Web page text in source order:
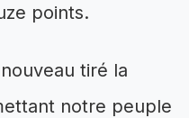
points.
tiré la
notre peuple